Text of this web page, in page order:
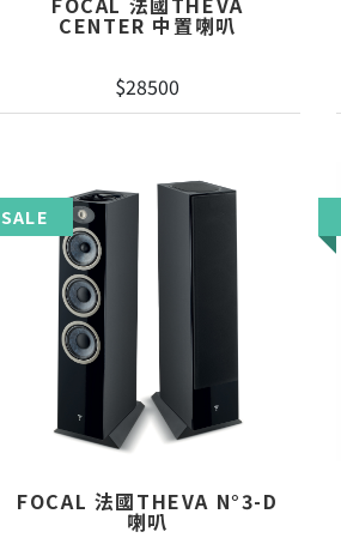
CENTER 中置喇叭
$28500
FOCAL 法國THEVA N°3-D
喇叭
SALE